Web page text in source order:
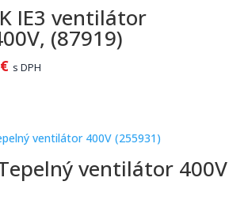
IE3 ventilátor
(87919)
€ s DPH
ventilátor 400V